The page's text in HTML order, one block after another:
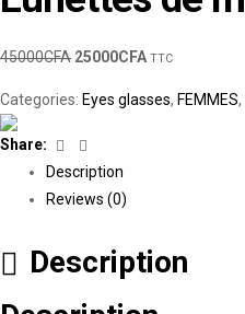
45000CFA 25000CFA TTC
Categories: Eyes glasses, FEMMES,
Share: Facebook
Description
Reviews (0)
Description